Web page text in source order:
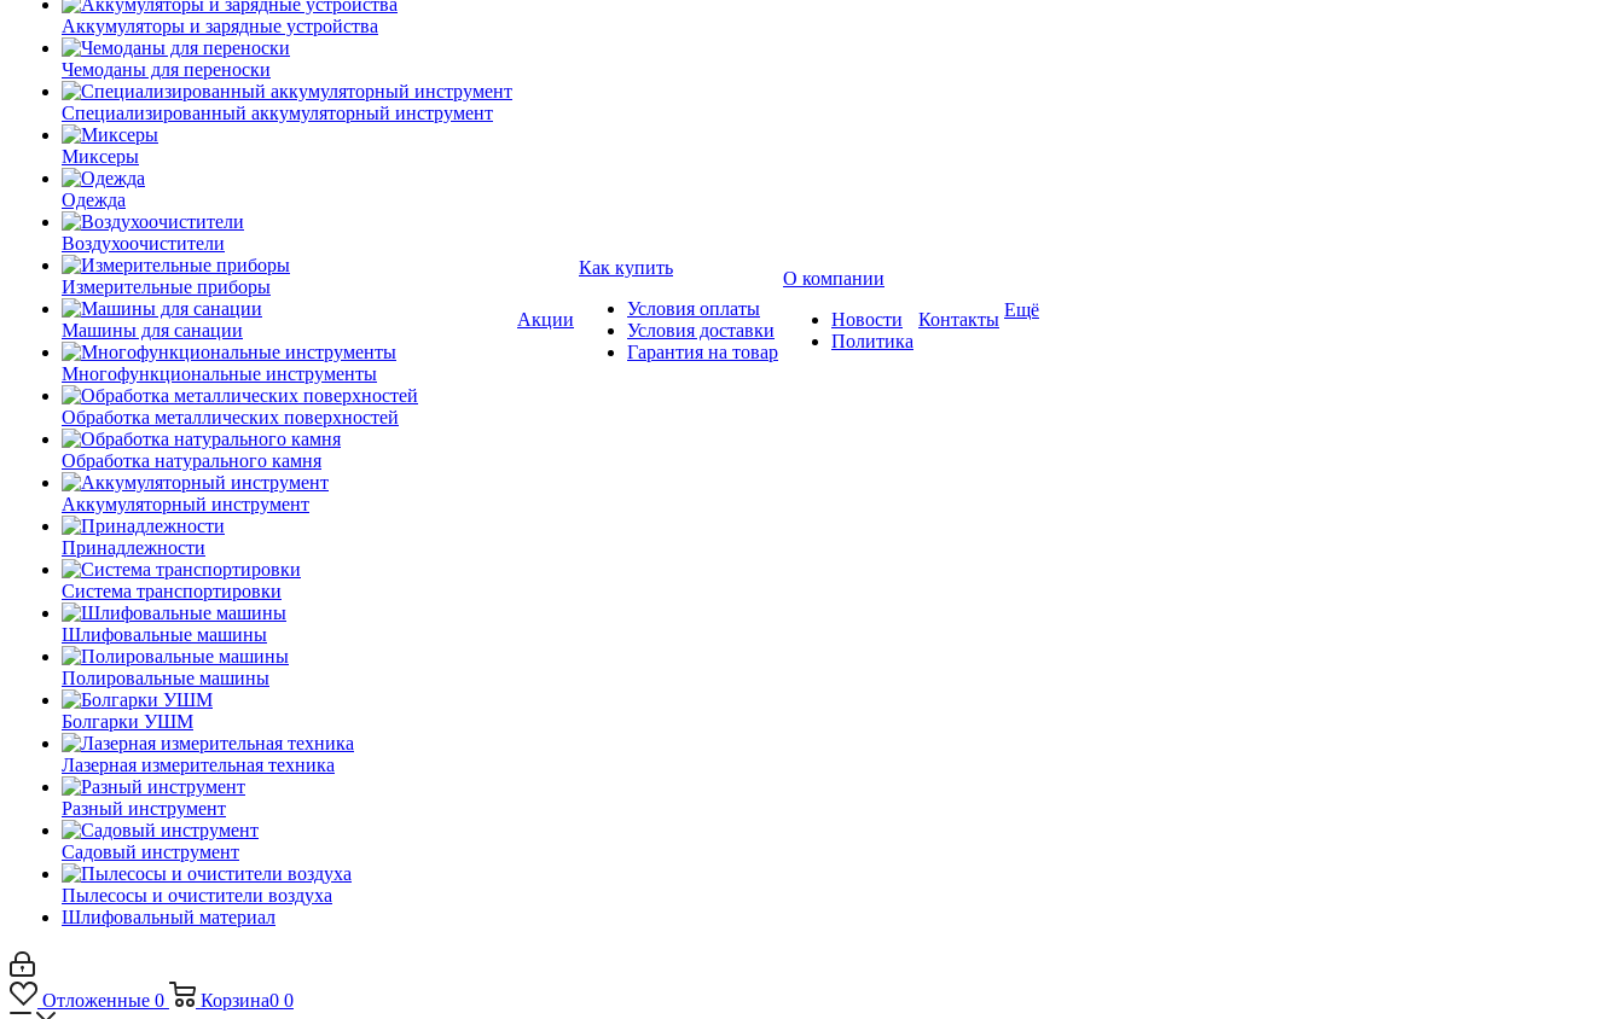
Аккумуляторы и зарядные устройства
Чемоданы для переноски
Специализированный аккумуляторный инструмент
Миксеры
Одежда
Воздухоочистители
Измерительные приборы
Машины для санации
Многофункциональные инструменты
Обработка металлических поверхностей
Обработка натурального камня
Аккумуляторный инструмент
Принадлежности
Система транспортировки
Шлифовальные машины
Полировальные машины
Болгарки УШМ
Лазерная измерительная техника
Разный инструмент
Садовый инструмент
Пылесосы и очистители воздуха
Шлифовальный материал
Акции
Как купить
Условия оплаты
Условия доставки
Гарантия на товар
О компании
Новости
Политика
Контакты Ещё
Отложенные 0 Корзина0 0